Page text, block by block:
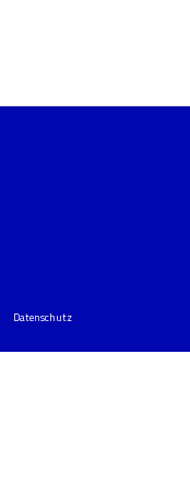
Datenschutz